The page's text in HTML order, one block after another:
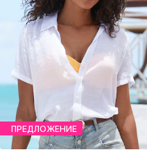
ПРЕДЛОЖЕНИЕ